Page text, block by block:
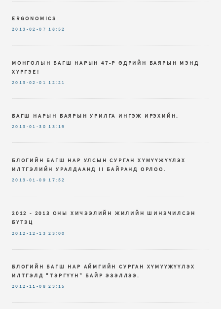
ERGONOMICS
2013-02-07 18:52
МОНГОЛЫН БАГШ НАРЫН 47-Р ӨДРИЙН БАЯРЫН МЭНД
ХҮРГЭЕ!
2013-02-01 12:21
БАГШ НАРЫН БАЯРЫН УРИЛГА ИНГЭЖ ИРЭХИЙН.
2013-01-30 13:19
БЛОГИЙН БАГШ НАР УЛСЫН СУРГАН ХҮМҮҮЖҮҮЛЭХ
ИЛТГЭЛИЙН УРАЛДААНД II БАЙРАНД ОРЛОО.
2013-01-09 17:52
2012 - 2013 ОНЫ ХИЧЭЭЛИЙН ЖИЛИЙН ШИНЭЧИЛСЭН
БҮТЭЦ
2012-12-13 23:00
БЛОГИЙН БАГШ НАР АЙМГИЙН СУРГАН ХҮМҮҮЖҮҮЛЭХ
ИЛТГЭЛД "ТЭРГҮҮН" БАЙР ЭЗЭЛЛЭЭ.
2012-11-08 23:15